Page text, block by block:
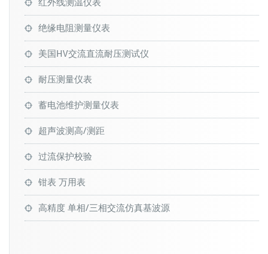
红外线测温仪表
绝缘电阻测量仪表
美国HV交流直流耐压测试仪
耐压测量仪表
蓄电池维护测量仪表
超声波测高/测距
过流保护校验
钳表 万用表
高精度 单相/三相交流仿真基波源